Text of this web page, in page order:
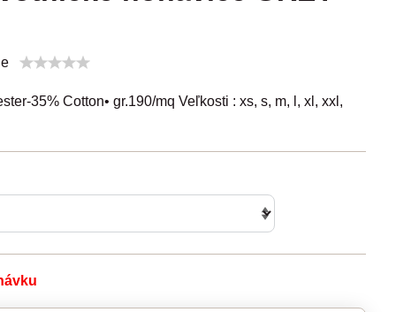
35% Cotton• gr.190/mq Veľkosti : xs, s, m, l, xl, xxl,